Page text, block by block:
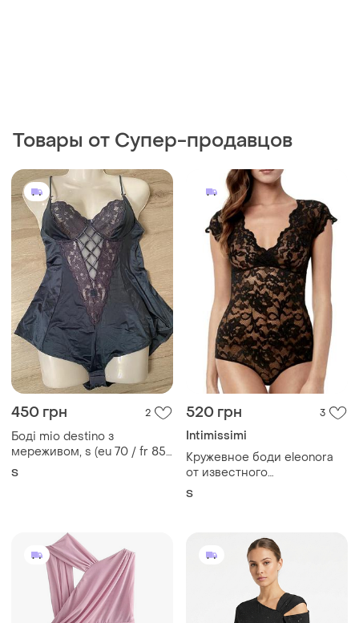
Товары от Супер-продавцов
450 грн 2
Боді mio destino з
мереживом, s (eu 70 / fr 85
/ usa 32)
S
520 грн 3
Intimissimi
Кружевное боди eleonora
от известного
итальянского бренда
S